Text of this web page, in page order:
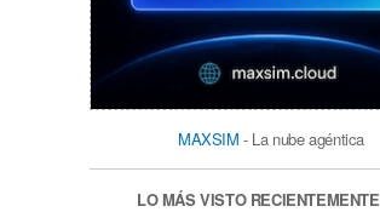
MAXSIM - La nube agéntica
LO MÁS VISTO RECIENTEMENTE